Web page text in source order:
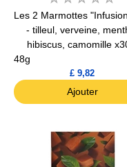
Les 2 Marmottes
- tilleul, verveine,
hibiscus, camomille
48g
£ 9,82
Ajouter